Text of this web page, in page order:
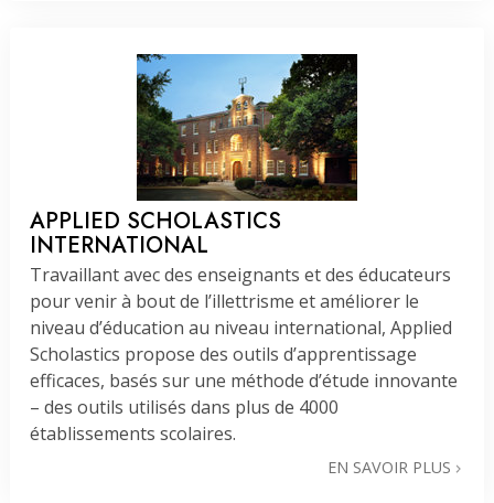
APPLIED SCHOLASTICS
INTERNATIONAL
Travaillant avec des enseignants et des éducateurs
pour venir à bout de l’illettrisme et améliorer le
niveau d’éducation au niveau international, Applied
Scholastics propose des outils d’apprentissage
efficaces, basés sur une méthode d’étude innovante
– des outils utilisés dans plus de 4000
établissements scolaires.
EN SAVOIR PLUS